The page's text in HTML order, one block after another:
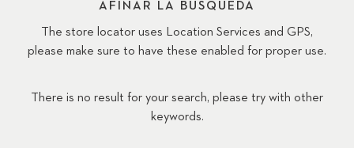
AFINAR LA BÚSQUEDA
The store locator uses Location Services and GPS,
please make sure to have these enabled for proper use.
There is no result for your search, please try with other
keywords.